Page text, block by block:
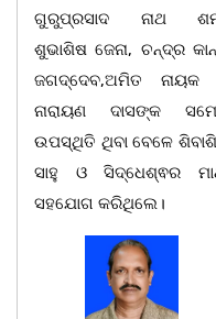
ଗୁରୁପ୍ରସାଦ ନାଥ
ଶୁଭାଶିଷ ଜେନା, ଚନ୍ଦ୍ର
ଜଗଦ୍ଦେବ,ଅମିତ ନାୟକ
ନାରାୟଣ ଦାସଙ୍କ
ଉପସ୍ଥିତି ଥିବା ବେଳେ
ସାହୁ ଓ ସିଦ୍ଧେଶ୍ଵର
ସହଯୋଗ କରିଥିଲେ।